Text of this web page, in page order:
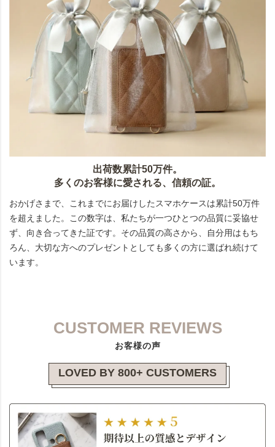
出荷数累計50万件。
多くのお客様に愛される、信頼の証。
おかげさまで、これまでにお届けしたスマホケースは累計50万件
を超えました。この数字は、私たちが一つひとつの品質に妥協せ
ず、向き合ってきた証です。その品質の高さから、自分用はもち
ろん、大切な方へのプレゼントとしても多くの方に選ばれ続けて
います。
CUSTOMER REVIEWS
お客様の声
LOVED BY 800+ CUSTOMERS